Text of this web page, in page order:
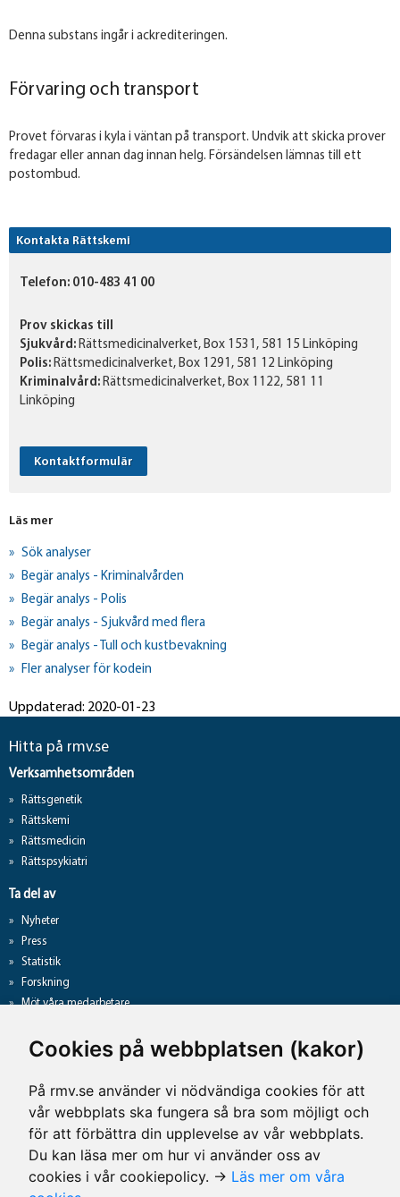
Cookies på webbplatsen (kakor)
På rmv.se använder vi nödvändiga cookies för att
vår webbplats ska fungera så bra som möjligt och
för att förbättra din upplevelse av vår webbplats.
Du kan läsa mer om hur vi använder oss av
cookies i vår cookiepolicy. → Läs mer om våra
Denna substans ingår i ackrediteringen.
Förvaring och transport
Provet förvaras i kyla i väntan på transport. Undvik att skicka prover
fredagar eller annan dag innan helg. Försändelsen lämnas till ett
postombud.
Kontakta Rättskemi
Telefon: 010-483 41 00
Prov skickas till
Sjukvård: Rättsmedicinalverket, Box 1531, 581 15 Linköping
Polis: Rättsmedicinalverket, Box 1291, 581 12 Linköping
Kriminalvård: Rättsmedicinalverket, Box 1122, 581 11
Linköping
Kontaktformulär
Läs mer
Sök analyser
Begär analys - Kriminalvården
Begär analys - Polis
Begär analys - Sjukvård med flera
Begär analys - Tull och kustbevakning
Fler analyser för kodein
Uppdaterad: 2020-01-23
Hitta på rmv.se
Verksamhetsområden
Rättsgenetik
Rättskemi
Rättsmedicin
Rättspsykiatri
Ta del av
Nyheter
Press
Statistik
Forskning
Möt våra medarbetare
Hantering av personuppgifter
Lediga jobb
Tillgänglighet på rmv.se
Kontaktuppgifter